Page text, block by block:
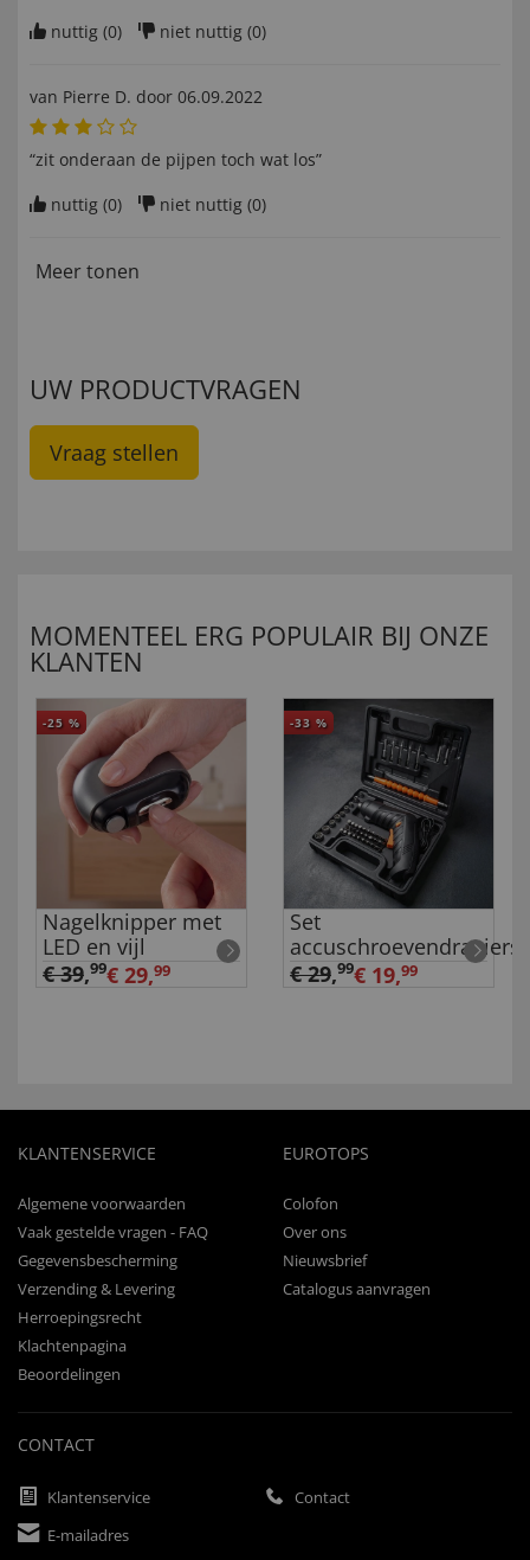
nuttig (0) niet nuttig (0)
van Pierre D. door 06.09.2022
“zit onderaan de pijpen toch wat los”
nuttig (0) niet nuttig (0)
Meer tonen
UW PRODUCTVRAGEN
Vraag stellen
MOMENTEEL ERG POPULAIR BIJ ONZE
KLANTEN
-25 %
Nagelknipper met
LED en vijl
€ 39,99€ 29,99
-33 %
Set
accuschroevendraaiers
€ 29,99€ 19,99
KLANTENSERVICE
Algemene voorwaarden
Vaak gestelde vragen - FAQ
Gegevensbescherming
Verzending & Levering
Herroepingsrecht
Klachtenpagina
Beoordelingen
EUROTOPS
Colofon
Over ons
Nieuwsbrief
Catalogus aanvragen
CONTACT
Klantenservice
Contact
E-mailadres